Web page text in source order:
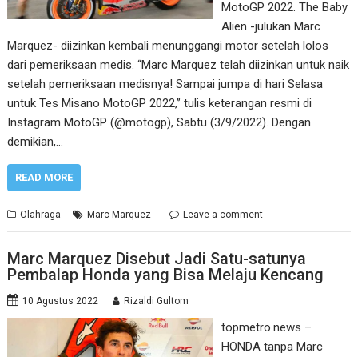
MotoGP 2022. The Baby
Alien -julukan Marc
Marquez- diizinkan kembali menunggangi motor setelah lolos
dari pemeriksaan medis. “Marc Marquez telah diizinkan untuk naik
setelah pemeriksaan medisnya! Sampai jumpa di hari Selasa
untuk Tes Misano MotoGP 2022,” tulis keterangan resmi di
Instagram MotoGP (@motogp), Sabtu (3/9/2022). Dengan
demikian,…
READ MORE
Olahraga Marc Marquez Leave a comment
Marc Marquez Disebut Jadi Satu-satunya
Pembalap Honda yang Bisa Melaju Kencang
10 Agustus 2022 Rizaldi Gultom
topmetro.news –
HONDA tanpa Marc